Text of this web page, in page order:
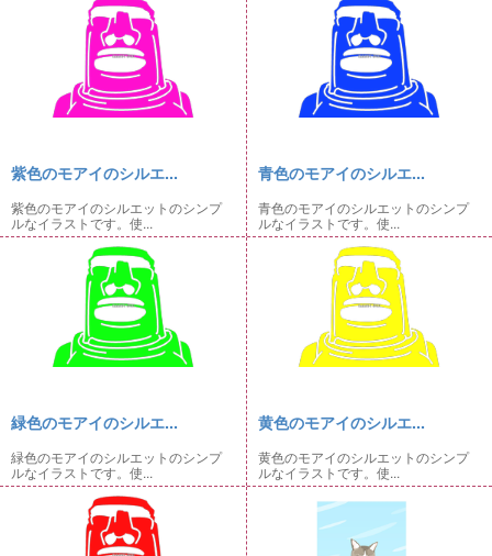
紫色のモアイのシルエ...
紫色のモアイのシルエットのシンプ
ルなイラストです。使...
青色のモアイのシルエ...
青色のモアイのシルエットのシンプ
ルなイラストです。使...
緑色のモアイのシルエ...
緑色のモアイのシルエットのシンプ
ルなイラストです。使...
黄色のモアイのシルエ...
黄色のモアイのシルエットのシンプ
ルなイラストです。使...